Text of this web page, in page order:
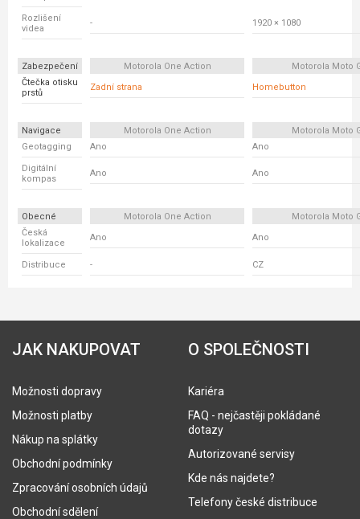
Rozlišení
videa
- 1920 × 1080
Zabezpečení Motorola One Action
Motorola Moto
Čtečka otisku
prstů
Zadní strana Homebutton
Navigace Motorola One Action
Motorola Moto
Geotagging
Ano Ano
Digitální
kompas
Ano Ano
Obecné Motorola One Action
Motorola Moto
Česká
lokalizace
Ano Ano
Distribuce - CZ
JAK NAKUPOVAT
Možnosti dopravy
Možnosti platby
Nákup na splátky
Obchodní podmínky
Zpracování osobních údajů
Obchodní sdělení
O SPOLEČNOSTI
Kariéra
FAQ - nejčastěji pokládané
dotazy
Autorizované servisy
Kde nás najdete?
Telefony české distribuce